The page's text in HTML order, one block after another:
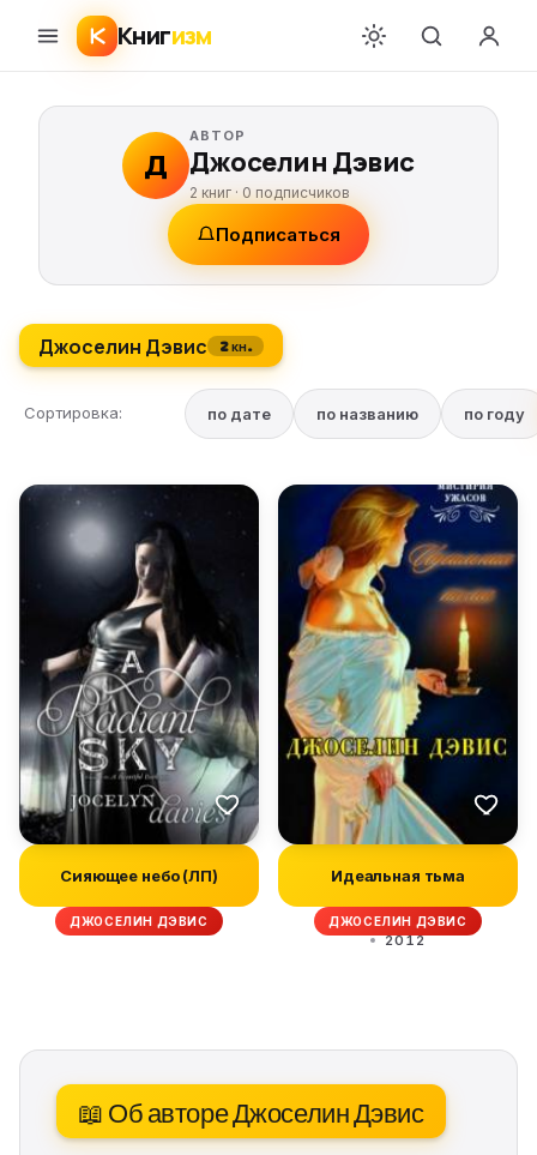
Книгизм
Д
АВТОР
Джоселин Дэвис
2 книг ·0 подписчиков
Подписаться
Джоселин Дэвис 2 кн.
Сортировка: по дате по названию по году
Сияющее небо (ЛП)
ДЖОСЕЛИН ДЭВИС
Идеальная тьма
ДЖОСЕЛИН ДЭВИС
2012
📖 Об авторе Джоселин Дэвис